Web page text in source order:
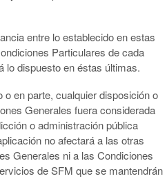
entre lo establecido en estas
Particulares de cada
dispuesto en éstas últimas.
o en parte, cualquier disposición o
Generales fuera considerada
o administración pública
no afectará a las otras
Generales ni a las Condiciones
de SFM que se mantendrán